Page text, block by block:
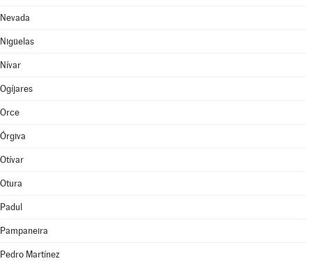
Nevada
Nigüelas
Nívar
Ogíjares
Orce
Órgiva
Otívar
Otura
Padul
Pampaneira
Pedro Martínez